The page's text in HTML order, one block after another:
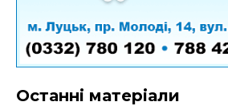
Останні матеріали